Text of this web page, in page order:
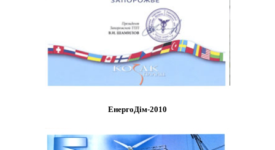
ЕнергоДім-2010